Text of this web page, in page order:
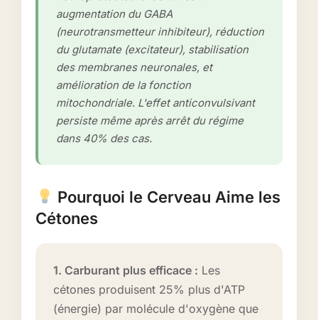
augmentation du GABA
(neurotransmetteur inhibiteur), réduction
du glutamate (excitateur), stabilisation
des membranes neuronales, et
amélioration de la fonction
mitochondriale. L'effet anticonvulsivant
persiste même après arrêt du régime
dans 40% des cas.
Pourquoi le Cerveau Aime les
Cétones
1. Carburant plus efficace : Les
cétones produisent 25% plus d'ATP
(énergie) par molécule d'oxygène que